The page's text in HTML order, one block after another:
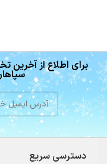
برای اطلاع از آخرین
دسترسی سریع